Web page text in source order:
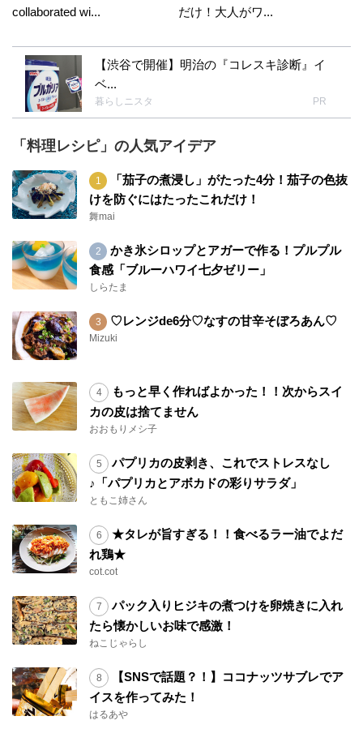
collaborated wi...
だけ！大人がワ...
【渋谷で開催】明治の『コレスキ診断』イ
ベ...
暮らしニスタ PR
「料理レシピ」の人気アイデア
「茄子の煮浸し」がたった4分！茄子の色抜
けを防ぐにはたったこれだけ！
舞mai
かき氷シロップとアガーで作る！プルプル
食感「ブルーハワイ七夕ゼリー」
しらたま
♡レンジde6分♡なすの甘辛そぼろあん♡
Mizuki
もっと早く作ればよかった！！次からスイ
カの皮は捨てません
おおもりメシ子
パプリカの皮剥き、これでストレスなし
♪「パプリカとアボカドの彩りサラダ」
ともこ姉さん
★タレが旨すぎる！！食べるラー油でよだ
れ鶏★
cot.cot
パック入りヒジキの煮つけを卵焼きに入れ
たら懐かしいお味で感激！
ねこじゃらし
【SNSで話題？！】ココナッツサブレでア
イスを作ってみた！
はるあや